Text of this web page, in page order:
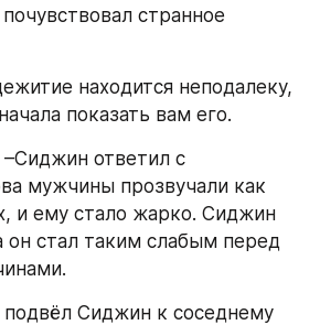
странное
находится неподалеку,
показать вам его.
ответил с
мужчины прозвучали как
и ему стало жарко. Сиджин
он стал таким слабым перед
Сиджин к соседнему